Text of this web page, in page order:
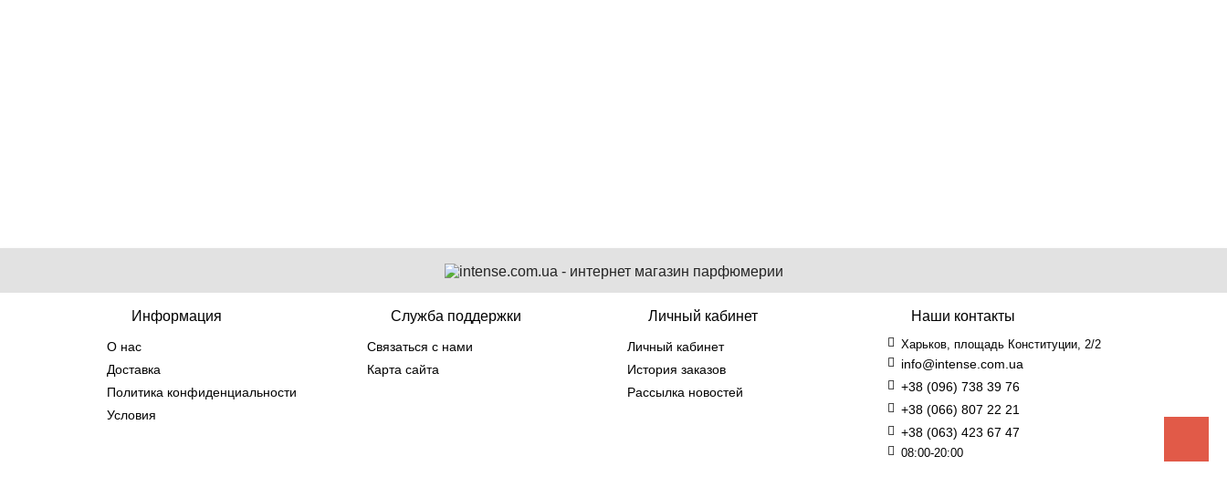
Информация
О нас
Доставка
Политика конфиденциальности
Условия
Служба поддержки
Связаться с нами
Карта сайта
Личный кабинет
Личный кабинет
История заказов
Рассылка новостей
Наши контакты
Харьков, площадь Конституции, 2/2
info@intense.com.ua
+38 (096) 738 39 76
+38 (066) 807 22 21
+38 (063) 423 67 47
08:00-20:00